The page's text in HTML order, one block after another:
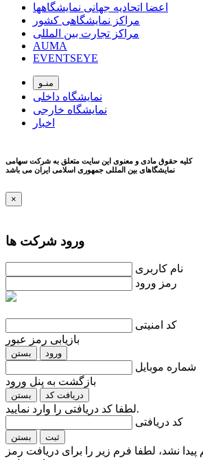
اعضا اتحادیه جهانی نمایشگاهها
مراکز نمایشگاهی کشور
مراکز تجارت بین المللی
AUMA
EVENTSEYE
منـو
نمایشگاه داخلی
نمایشگاه خارجی
اخبار
کلیه حقوق مادی و معنوی این سایت متعلق به شرکت سهامی
نمایشگاهای بین المللی جمهوری اسلامی ايران می باشد
×
ورود شرکت ها
نام کاربری
رمز ورود
کد امنیتی
بازیابی رمز عبور
بستن ورود
شماره موبایل
بازگشت به پنل ورود
بستن دریافت کد
لطفا کد دریافتی را وارد نمایید.
کد دریافتی
بستن ثبت
نشد، لطفا فرم زیر را برای دریافت رمز